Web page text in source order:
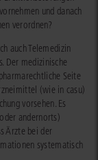
und danach
verordnen?
auch Telemedizin
Der medizinische
Seite
(wie in casu)
vorsehen. Es
andernorts)
Ärzte bei der
systematisch